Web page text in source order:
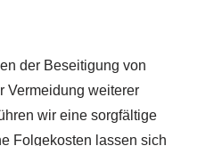
der Beseitigung von
Vermeidung weiterer
wir eine sorgfältige
Folgekosten lassen sich